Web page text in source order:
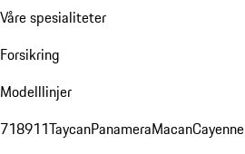
Våre spesialiteter
Forsikring
Modelllinjer
718911TaycanPanameraMacanCayenne